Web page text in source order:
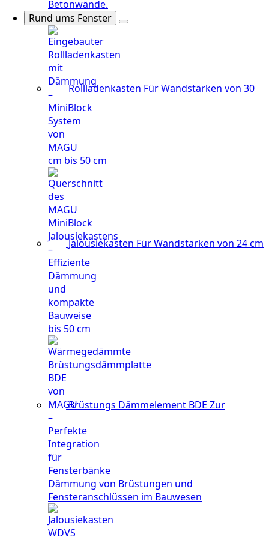
Betonwände.
Rund ums Fenster
Rollladenkasten Für Wandstärken von 30
cm bis 50 cm
Jalousiekasten Für Wandstärken von 24 cm
bis 50 cm
Brüstungs Dämmelement BDE Zur
Dämmung von Brüstungen und
Fensteranschlüssen im Bauwesen